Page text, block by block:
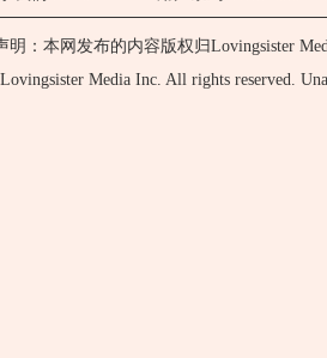
明：本网发布的内容版权归Lovingsister
Media Inc. All rights reserved.